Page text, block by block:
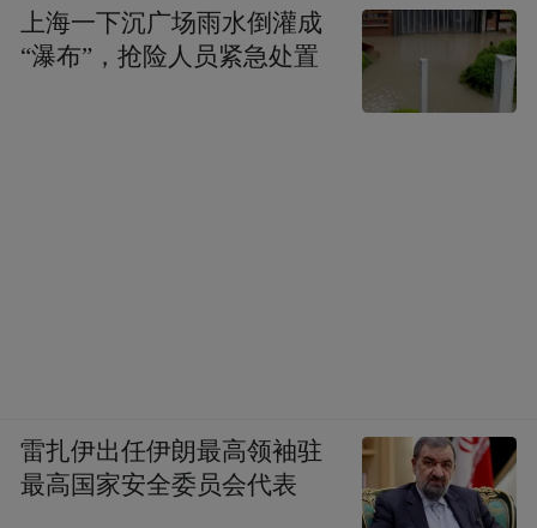
上海一下沉广场雨水倒灌成
“瀑布”，抢险人员紧急处置
雷扎伊出任伊朗最高领袖驻
最高国家安全委员会代表